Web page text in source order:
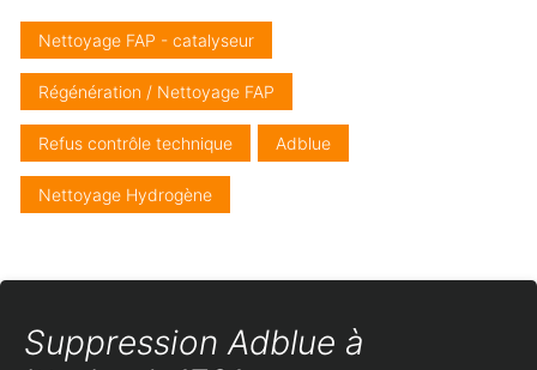
Nettoyage FAP - catalyseur
Régénération / Nettoyage FAP
Refus contrôle technique Adblue
Nettoyage Hydrogène
Suppression Adblue à